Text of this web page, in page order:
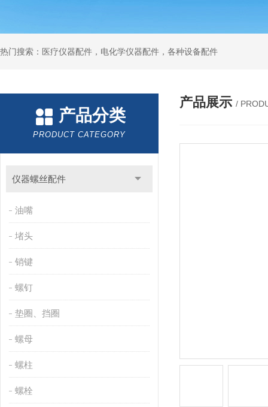
热门搜索：医疗仪器配件，电化学仪器配件，各种设备配件
产品分类
PRODUCT CATEGORY
仪器螺丝配件
油嘴
堵头
销键
螺钉
垫圈、挡圈
螺母
螺柱
螺栓
产品展示 /